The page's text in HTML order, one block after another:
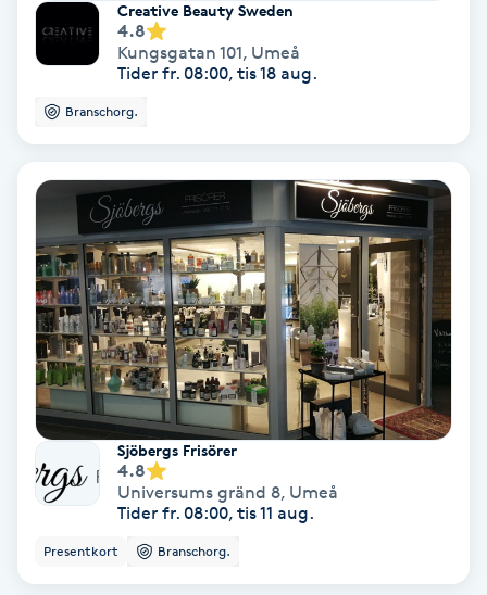
Permanent ögonbrynsmakeup
Picolaser
Piercing
Pigmentbehandling
Pigmentfläckar
Plastikkirurgi
Powder brows
Power Yoga
Creative Beauty Sweden
4.8
Kungsgatan 101, Umeå
Tider fr. 08:00, tis 18 aug.
Branschorg.
Sjöbergs Frisörer
4.8
Universums gränd 8, Umeå
Tider fr. 08:00, tis 11 aug.
Presentkort Branschorg.